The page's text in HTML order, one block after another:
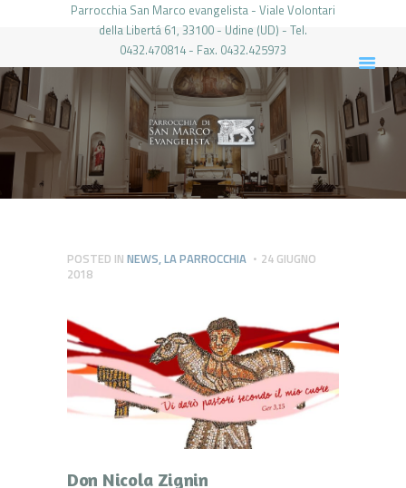
Parrocchia San Marco evangelista - Viale Volontari
della Libertá 61, 33100 - Udine (UD) - Tel.
0432.470814 - Fax. 0432.425973
PARROCCHIA DI SAN MARCO UDINE
HOME
LA PARROCCHIA
IL PARROCO
LE ATTIVITÀ
PIERABECH
FOTO E VIDEO
LOGIN
POSTED IN NEWS,LA PARROCCHIA
24 GIUGNO
2018
Don Nicola Zignin